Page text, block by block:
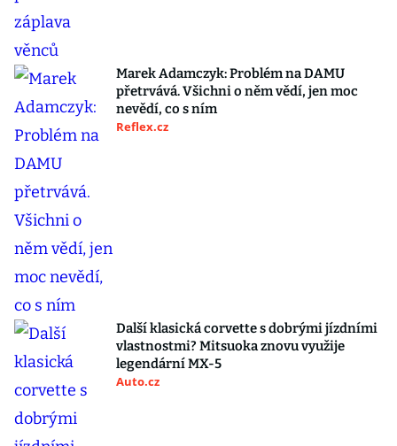
Marek Adamczyk: Problém na DAMU
přetrvává. Všichni o něm vědí, jen moc
nevědí, co s ním
Reflex.cz
Další klasická corvette s dobrými jízdními
vlastnostmi? Mitsuoka znovu využije
legendární MX-5
Auto.cz